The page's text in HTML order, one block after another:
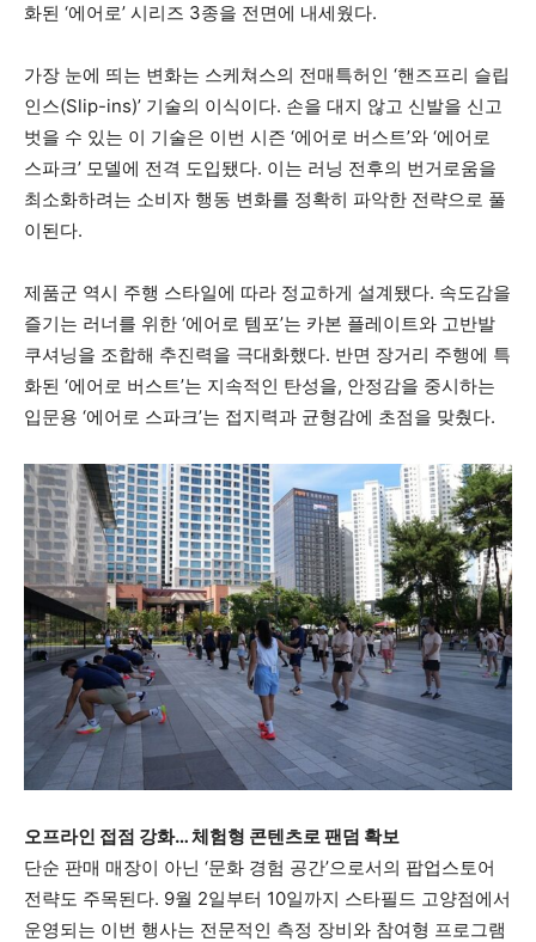
화된 ‘에어로’ 시리즈 3종을 전면에 내세웠다.
가장 눈에 띄는 변화는 스케쳐스의 전매특허인 ‘핸즈프리 슬립
인스(Slip-ins)’ 기술의 이식이다. 손을 대지 않고 신발을 신고
벗을 수 있는 이 기술은 이번 시즌 ‘에어로 버스트’와 ‘에어로
스파크’ 모델에 전격 도입됐다. 이는 러닝 전후의 번거로움을
최소화하려는 소비자 행동 변화를 정확히 파악한 전략으로 풀
이된다.
제품군 역시 주행 스타일에 따라 정교하게 설계됐다. 속도감을
즐기는 러너를 위한 ‘에어로 템포’는 카본 플레이트와 고반발
쿠셔닝을 조합해 추진력을 극대화했다. 반면 장거리 주행에 특
화된 ‘에어로 버스트’는 지속적인 탄성을, 안정감을 중시하는
입문용 ‘에어로 스파크’는 접지력과 균형감에 초점을 맞췄다.
오프라인 접점 강화… 체험형 콘텐츠로 팬덤 확보
단순 판매 매장이 아닌 ‘문화 경험 공간’으로서의 팝업스토어
전략도 주목된다. 9월 2일부터 10일까지 스타필드 고양점에서
운영되는 이번 행사는 전문적인 측정 장비와 참여형 프로그램